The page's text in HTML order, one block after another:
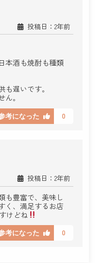
投稿日：2年前
本酒も焼酎も種類
遅いです。
。
考になった 0
投稿日：2年前
も豊富で、美味し
く、満足するお店
けどね
考になった 0